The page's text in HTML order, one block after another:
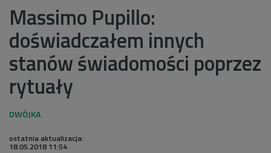
Massimo Pupillo:
doświadczałem innych
stanów świadomości poprzez
rytuały
ostatnia aktualizacja:
18.05.2018 11:54